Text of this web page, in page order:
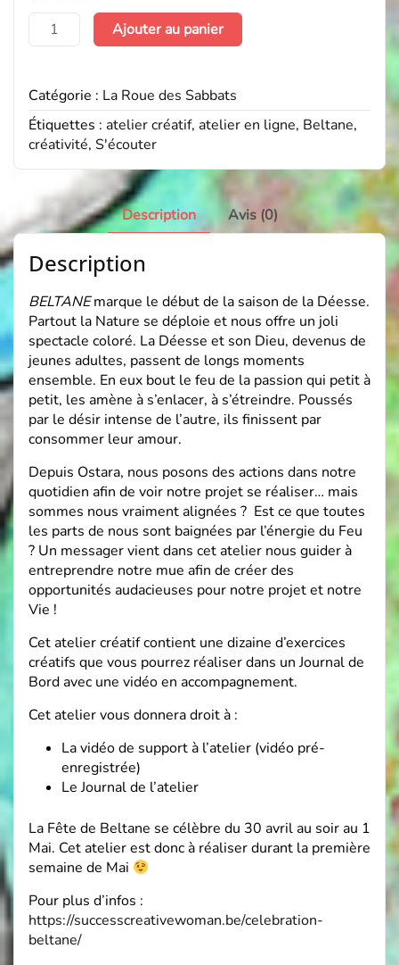
quantité
SABBAT
-
BELTANE
Ajouter au panier
Catégorie : La Roue des Sabbats
Étiquettes : atelier créatif, atelier en ligne, Beltane,
créativité, S'écouter
Description Avis (0)
Description
BELTANEmarque le début de la saison de la Déesse.
Partout la Nature se déploie et nous offre un joli
spectacle coloré. La Déesse et son Dieu, devenus de
jeunes adultes, passent de longs moments
ensemble. En eux bout le feu de la passion qui petit à
petit, les amène à s’enlacer, à s’étreindre. Poussés
par le désir intense de l’autre, ils finissent par
consommer leur amour.
Depuis Ostara, nous posons des actions dans notre
quotidien afin de voir notre projet se réaliser… mais
sommes nous vraiment alignées ? Est ce que toutes
les parts de nous sont baignées par l’énergie du Feu
? Un messager vient dans cet atelier nous guider à
entreprendre notre mue afin de créer des
opportunités audacieuses pour notre projet et notre
Vie !
Cet atelier créatif contient une dizaine d’exercices
créatifs que vous pourrez réaliser dans un Journal de
Bord avec une vidéo en accompagnement.
Cet atelier vous donnera droit à :
La vidéo de support à l’atelier (vidéo pré-
enregistrée)
Le Journal de l’atelier
La Fête de Beltane se célèbre du 30 avril au soir au 1
Mai. Cet atelier est donc à réaliser durant la première
semaine de Mai
Pour plus d’infos :
https://successcreativewoman.be/celebration-
beltane/